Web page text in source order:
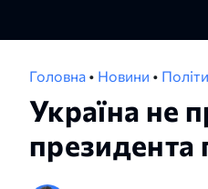
Головна • Новини •
Україна не
президента